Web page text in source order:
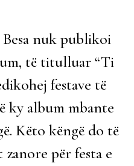
nuk publikoi
të titulluar “Ti
festave të
ky album mbante
Këto këngë do të
për festa e